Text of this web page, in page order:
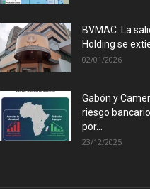
BVMAC: La
Holding se
02/01/2026
Gabón y
riesgo
por...
23/12/2025